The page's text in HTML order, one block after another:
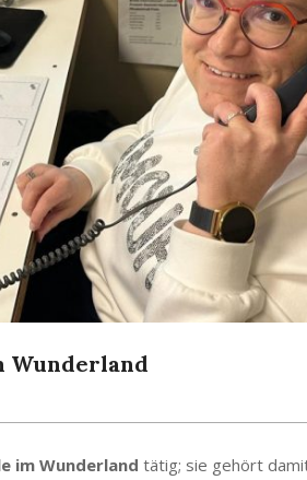
Wunderland
im Wunderland tätig; sie gehört